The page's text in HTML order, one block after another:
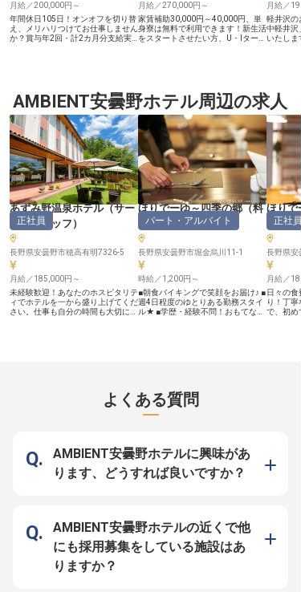
月給／200,000円～
年間休日105日！オンオフを切り替
え、メリハリつけてお仕事しません
か？賞与年2回・計2カ月分支給実
モチーフにした全39室のホテルで
す。チャペルが見える客室や、寝室
とリビングルームに分かれた客室な
ど様々なタイプを完備しています。
※この求人は2023年6月27日時点の
情報です
月給／270,000円～
家賃補助30,000円～40,000円、単
身寮は無料で利用できます！新生活
をスタートさせたい方、U・Iターン
提供しませんか？※この求人は2024
年5月28日時点の情報です
月給／
軽井沢の
中軽井沢
いたしま
モダンな
きをお愉
理するこ
仕事に興
よ。
す。
AMBIENT安曇野ホテル周辺の求人
あずみ野温泉ホテル（サー
ビススタッフ ）
正社員
長野県安曇野市穂高有明7326-5
月給／185,000円～
未経験歓迎！あなたのホスピタリテ
ィでホテルを一から盛り上げてくだ
さい。仕事も自分の時間も大切にし
長く働ける環境が整った当ホテルで
活躍しませんか？※この求人は2023
ほりでーゆ～四季の郷（料
飲部門その他）
パート・アルバイト
長野県安曇野市堀金烏川11-1
時給／1,200円～
■朝食バイキングで笑顔をお届け♪ ■
週4日程度のゆとりある勤務スタイ
ル★ ■学歴・経験不問！おもてなし
もてなしをご提供いただきます。料
理の補充や下膳だけでなく、笑顔で
の接客も大切なお仕事です。 お客
か？温泉宿ならではの、ゆったりと
した空間で「おいしい！」の笑顔を
一緒に創りましょう！ ーー【無理
なく働ける！あなたらしく輝ける職
ベートとの両立も可能！ 学歴や経
験は問いません。おもてなしの心が
あれば大丈夫です♪ シフト制で働き
やすく、育児休業取得実績もあるの
ほりで
ロント
正社員
長野県安
月給／
日々の食
り！丁
で、初め
よくある質問
AMBIENT安曇野ホテルに興味があ
ります、どうすれば良いですか？
AMBIENT安曇野ホテルの近くで他
にも採用募集をしている施設はあ
りますか？